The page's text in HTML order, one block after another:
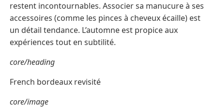
restent incontournables. Associer sa manucure à ses
accessoires (comme les pinces à cheveux écaille) est
un détail tendance. L’automne est propice aux
expériences tout en subtilité.
core/heading
French bordeaux revisité
core/image